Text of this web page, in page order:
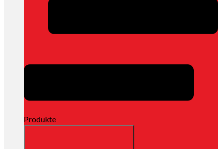
Produkte